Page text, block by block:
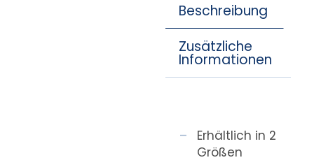
Beschreibung
Zusätzliche
Informationen
Erhältlich in 2
Größen